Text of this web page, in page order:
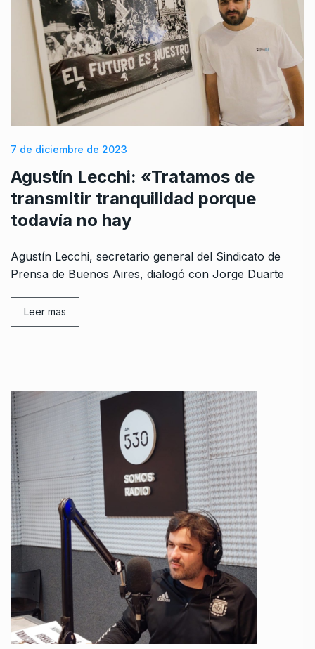
7 de diciembre de 2023
Agustín Lecchi: «Tratamos de
transmitir tranquilidad porque
todavía no hay
Agustín Lecchi, secretario general del Sindicato de
Prensa de Buenos Aires, dialogó con Jorge Duarte
Leer mas